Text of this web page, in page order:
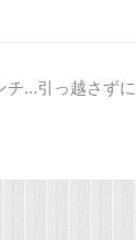
チ…引っ越さず